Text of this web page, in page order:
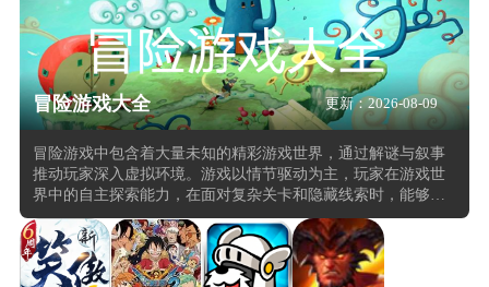
冒险游戏大全 更新：2026-08-09
冒险游戏中包含着大量未知的精彩游戏世界，通过解谜与叙事
推动玩家深入虚拟环境。游戏以情节驱动为主，玩家在游戏世
界中的自主探索能力，在面对复杂关卡和隐藏线索时，能够通
过观察、推理和逻辑判断来推进剧情发展。游戏机制往往围绕
着环境互动展开，玩家需要与场景中的物体、角色或机制进行
交互，解锁新的路径或揭示故事背景。这种设计增强沉浸感，
也使得每一次探索都充满不确定性与惊喜。